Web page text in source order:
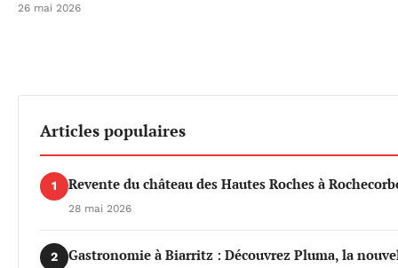
26 mai 2026
Articles populaires
1 Revente du château des Hautes Roches à
28 mai 2026
2
Gastronomie à Biarritz : Découvrez Pluma, la